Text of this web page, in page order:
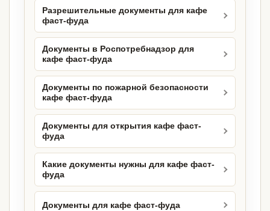
Разрешительные документы для кафе
фаст-фуда
Документы в Роспотребнадзор для
кафе фаст-фуда
Документы по пожарной безопасности
кафе фаст-фуда
Документы для открытия кафе фаст-
фуда
Какие документы нужны для кафе фаст-
фуда
Документы для кафе фаст-фуда